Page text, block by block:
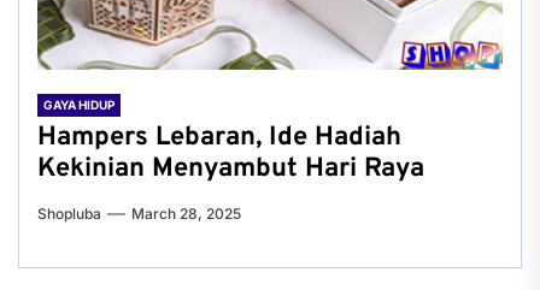
GAYA HIDUP
Hampers Lebaran, Ide Hadiah
Kekinian Menyambut Hari Raya
Shopluba March 28, 2025